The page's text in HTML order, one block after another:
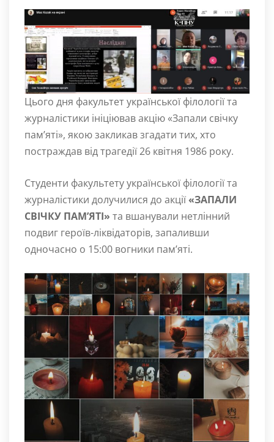
Цього дня факультет української філології та
журналістики ініціював акцію «Запали свічку
пам’яті», якою закликав згадати тих, хто
постраждав від трагедії 26 квітня 1986 року.
Студенти факультету української філології та
журналістики долучилися до акції«ЗАПАЛИ
СВІЧКУ ПАМ’ЯТІ» та вшанували нетлінний
подвиг героїв-ліквідаторів, запаливши
одночасно о 15:00 вогники пам’яті.